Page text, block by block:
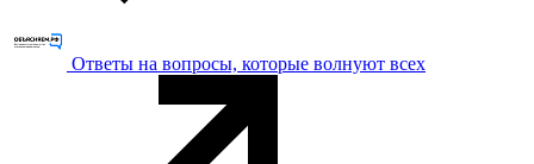
Ответы на вопросы, которые волнуют всех